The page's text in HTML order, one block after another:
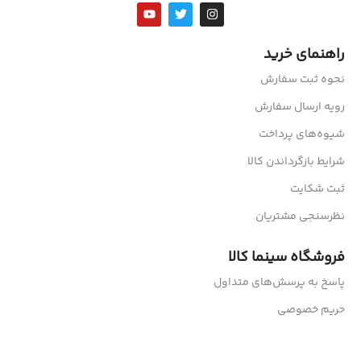
راهنمای خرید
نحوه ثبت سفارش
رویه ارسال سفارش
شیوه‌های پرداخت
شرایط بازگرداندن کالا
ثبت شکایت
نظرسنجی مشتریان
فروشگاه سینما کالا
پاسخ به پرسش‌های متداول
حریم خصوصی